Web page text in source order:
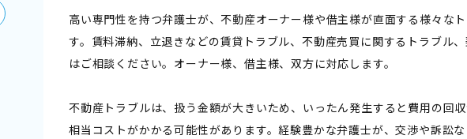
高い専門性を持つ弁護士が、不動産オーナー様や借主様が直面する様々な
す。賃料滞納、立退きなどの賃貸トラブル、不動産売買に関するトラブル
はご相談ください。オーナー様、借主様、双方に対応します。
不動産トラブルは、扱う金額が大きいため、いったん発生すると費用の回
相当コストがかかる可能性があります。経験豊かな弁護士が、交渉や訴訟